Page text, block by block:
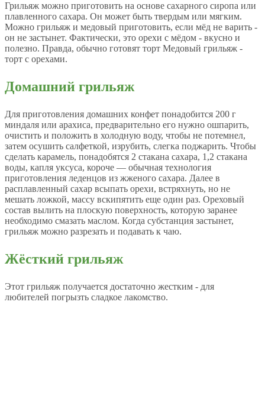
Грильяж можно приготовить на основе сахарного сиропа или
плавленного сахара. Он может быть твердым или мягким.
Можно грильяж и медовый приготовить, если мёд не варить -
он не застынет. Фактически, это орехи с мёдом - вкусно и
полезно. Правда, обычно готовят торт Медовый грильяж -
торт с орехами.
Домашний грильяж
Для приготовления домашних конфет понадобится 200 г
миндаля или арахиса, предварительно его нужно ошпарить,
очистить и положить в холодную воду, чтобы не потемнел,
затем осушить салфеткой, изрубить, слегка поджарить. Чтобы
сделать карамель, понадобятся 2 стакана сахара, 1,2 стакана
воды, капля уксуса, короче — обычная технология
приготовления леденцов из жженого сахара. Далее в
расплавленный сахар всыпать орехи, встряхнуть, но не
мешать ложкой, массу вскипятить еще один раз. Ореховый
состав вылить на плоскую поверхность, которую заранее
необходимо смазать маслом. Когда субстанция застынет,
грильяж можно разрезать и подавать к чаю.
Жёсткий грильяж
Этот грильяж получается достаточно жестким - для
любителей погрызть сладкое лакомство.